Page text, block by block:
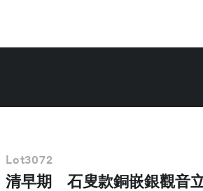
Lot3072
清早期 石叟款銅嵌銀觀音